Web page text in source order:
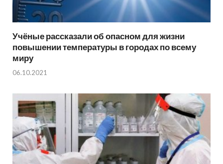
Учёные рассказали об опасном для жизни
повышении температуры в городах по всему
миру
06.10.2021